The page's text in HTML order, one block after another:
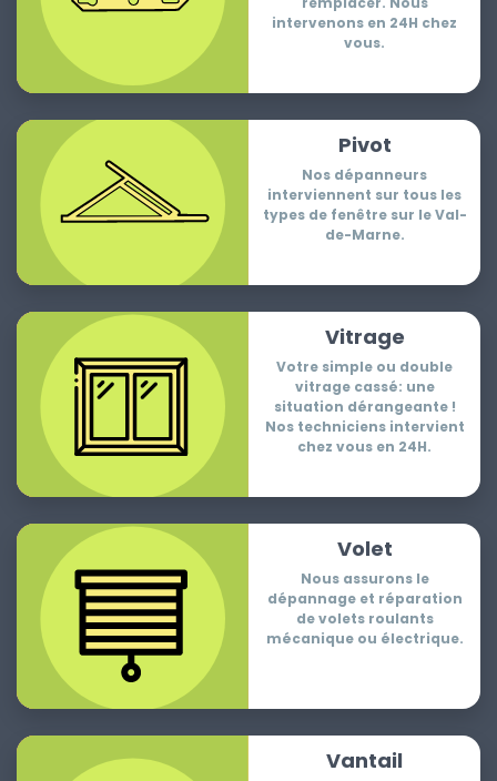
intervenons en 24H chez
vous.
Pivot
Nos dépanneurs
interviennent sur tous les
types de fenêtre sur le Val-
de-Marne.
Vitrage
Votre simple ou double
vitrage cassé: une
situation dérangeante !
Nos techniciens intervient
chez vous en 24H.
Volet
Nous assurons le
dépannage et réparation
de volets roulants
mécanique ou électrique.
Vantail